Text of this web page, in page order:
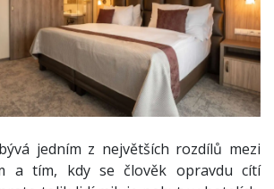
jedním z největších rozdílů mezi
a tím, kdy se člověk opravdu cítí